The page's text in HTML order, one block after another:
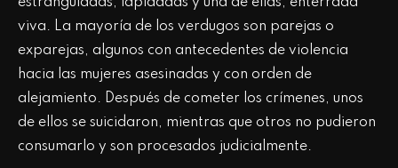
viva. La mayoría de los verdugos son parejas o
exparejas, algunos con antecedentes de violencia
hacia las mujeres asesinadas y con orden de
alejamiento. Después de cometer los crímenes, unos
de ellos se suicidaron, mientras que otros no pudieron
consumarlo y son procesados judicialmente.